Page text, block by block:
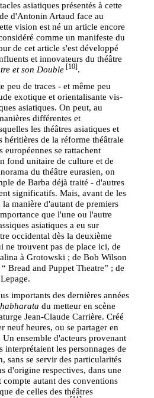
asiatiques présentés à cette
d'Antonin Artaud face au
vision est né un article encore
comme un manifeste du
de cet article s'est développé
et innovateurs du théâtre
et son Double [10].
peu de traces - et même peu
exotique et orientalisante vis-
asiatiques. On peut, au
différentes et
les théâtres asiatiques et
héritières de la réforme théâtrale
européennes se rattachent
fond unitaire de culture et de
du théâtre eurasien, on
de Barba déjà traité - d'autres
significatifs. Mais, avant de les
manière d'autant de premiers
que l'une ou l'autre
asiatiques a eu sur
occidental dès la deuxième
ne trouvent pas de place ici, de
à Grotowski ; de Bob Wilson
Bread and Puppet Theatre” ; de
importants des dernières années
du metteur en scène
Jean-Claude Carrière. Créé
neuf heures, ou se partager en
ensemble d'acteurs provenant
interprétaient les personnages de
sans se servir des particularités
d'origine respectives, dans une
compte autant des conventions
de celles des théâtres